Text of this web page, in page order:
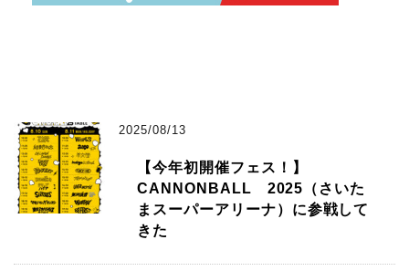
2025/08/13
【今年初開催フェス！】
CANNONBALL 2025（さいた
まスーパーアリーナ）に参戦して
きた